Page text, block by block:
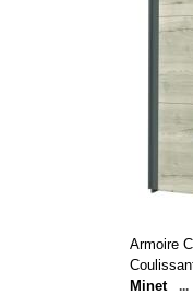
Armoire
Minet
...